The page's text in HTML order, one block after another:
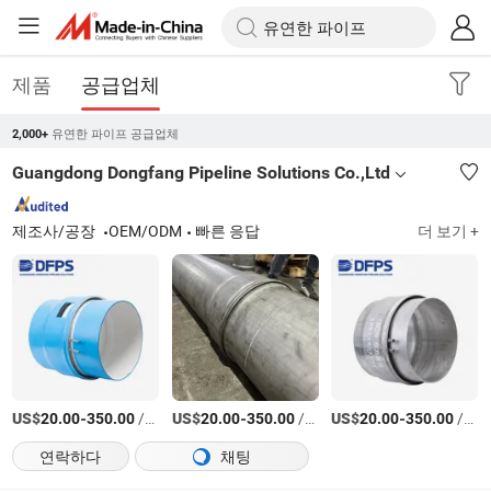
제품 공급업체
2,000+ 유연한 파이프 공급업체
Guangdong Dongfang Pipeline Solutions Co.,Ltd
제조사/공장 OEM/ODM 빠른 응답 더 보기 +
US$20.00-350.00/미터 US$20.00-350.00/미터 US$20.00-350.00/미터
연락하다
채팅